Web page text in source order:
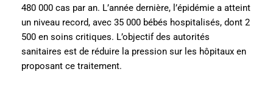
480 000 cas par an. L’année dernière, l’épidémie a atteint
un niveau record, avec 35 000 bébés hospitalisés, dont 2
500 en soins critiques. L’objectif des autorités
sanitaires est de réduire la pression sur les hôpitaux en
proposant ce traitement.